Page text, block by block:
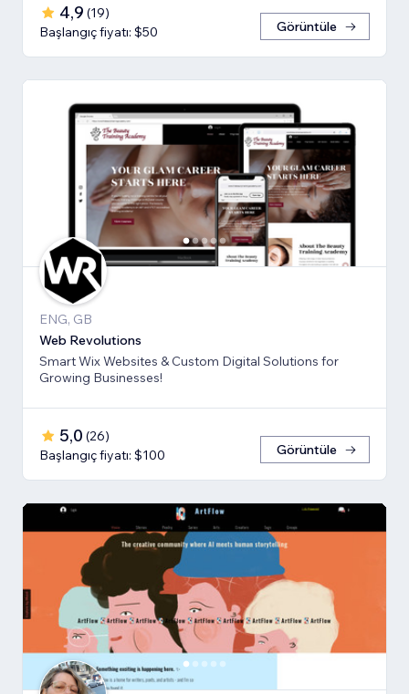
4,9 (19)
Başlangıç fiyatı: $50
Görüntüle
ENG, GB
Web Revolutions
Smart Wix Websites & Custom Digital Solutions for
Growing Businesses!
5,0 (26)
Başlangıç fiyatı: $100
Görüntüle